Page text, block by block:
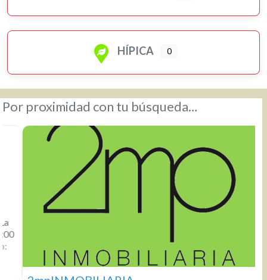
HÍPICA 0
Por proximidad con tu búsqueda…